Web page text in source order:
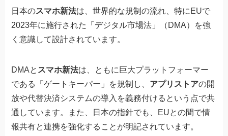
日本のスマホ新法は、世界的な規制の流れ、特にEUで
2023年に施行された「デジタル市場法」（DMA）を強
く意識して設計されています。
DMAと スマホ新法は、ともに巨大プラットフォーマー
である「ゲートキーパー」を規制し、 アプリストアの開
放や代替決済システムの導入を義務付けるという点で共
通しています。また、日本の指針でも、EUとの間で情
報共有と連携を強化することが明記されています。